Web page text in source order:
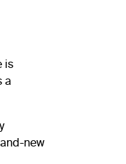
is
a
new